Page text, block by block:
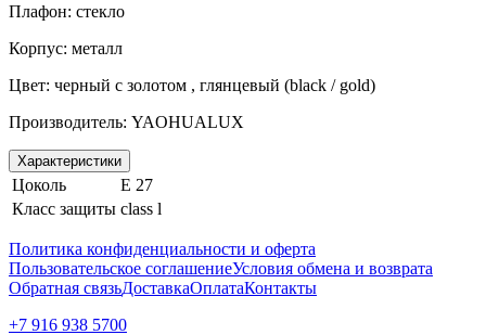
Плафон: стекло
Корпус: металл
Цвет: черный с золотом , глянцевый (black / gold)
Производитель: YAOHUALUX
Характеристики
Цоколь
E 27
Класс защиты class l
Политика конфиденциальности и оферта
Пользовательское соглашениеУсловия обмена и возврата
Обратная связьДоставкаОплатаКонтакты
+7 916 938 5700